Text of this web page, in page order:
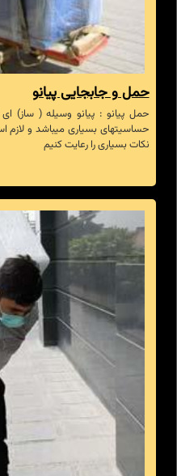
حمل و جابجایی پیانو
حمل پیانو : پیانو وسیله ( ساز)
حساسیتهای بسیاری میباشد و لازم
نکات بسیاری را رعایت کنیم